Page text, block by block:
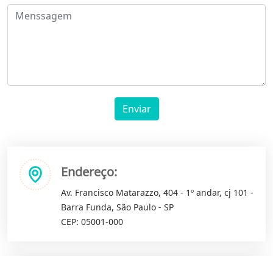
Enviar
Endereço:
Av. Francisco Matarazzo, 404 - 1º andar, cj 101 -
Barra Funda, São Paulo - SP
CEP: 05001-000